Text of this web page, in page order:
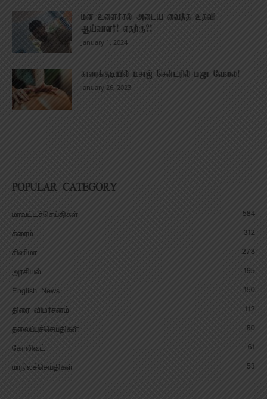
மன உளைச்சல் அடைய வைத்த உதவி
ஆய்வாளர்! எதற்கு?!
January 1, 2024
காரைக்குடியில் மசாஜ் சென்டரில் மஜா வேலை!
January 26, 2023
POPULAR CATEGORY
மாவட்டச்செய்திகள்
584
க்ரைம்
312
சினிமா
278
அரசியல்
195
English News
150
திரை விமர்சனம்
112
தலைப்புச்செய்திகள்
80
கோலிவுட்
61
மாநிலச்செய்திகள்
53